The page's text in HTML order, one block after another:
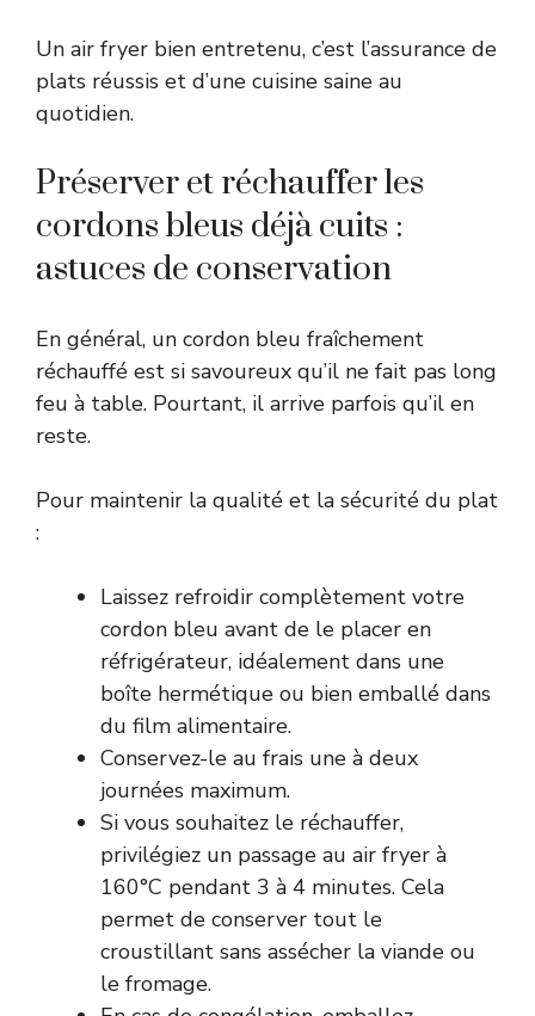
Un air fryer bien entretenu, c’est l’assurance de
plats réussis et d’une cuisine saine au
quotidien.
Préserver et réchauffer les
cordons bleus déjà cuits :
astuces de conservation
En général, un cordon bleu fraîchement
réchauffé est si savoureux qu’il ne fait pas long
feu à table. Pourtant, il arrive parfois qu’il en
reste.
Pour maintenir la qualité et la sécurité du plat
:
Laissez refroidir complètement votre
cordon bleu avant de le placer en
réfrigérateur, idéalement dans une
boîte hermétique ou bien emballé dans
du film alimentaire.
Conservez-le au frais une à deux
journées maximum.
Si vous souhaitez le réchauffer,
privilégiez un passage au air fryer à
160°C pendant 3 à 4 minutes. Cela
permet de conserver tout le
croustillant sans assécher la viande ou
le fromage.